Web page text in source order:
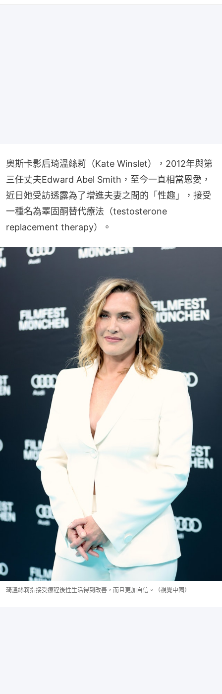
奧斯卡影后琦溫絲莉（Kate Winslet），2012年與第
三任丈夫Edward Abel Smith，至今一直相當恩愛，
近日她受訪透露為了增進夫妻之間的「性趣」，接受
一種名為睪固酮替代療法（testosterone
replacement therapy）。
琦溫絲莉指接受療程後性生活得到改善，而且更加自信。（視覺中國）